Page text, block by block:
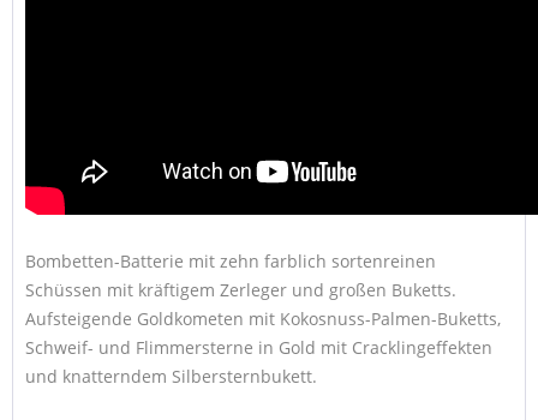
Bombetten-Batterie mit zehn farblich sortenreinen
Schüssen mit kräftigem Zerleger und großen Buketts.
Aufsteigende Goldkometen mit Kokosnuss-Palmen-Buketts,
Schweif- und Flimmersterne in Gold mit Cracklingeffekten
und knatterndem Silbersternbukett.